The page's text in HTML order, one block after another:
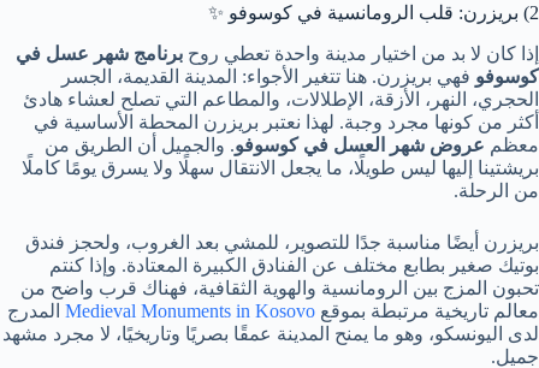
2) بريزرن: قلب الرومانسية في كوسوفو ✨
إذا كان لا بد من اختيار مدينة واحدة تعطي روح برنامج شهر عسل في
كوسوفو فهي بريزرن. هنا تتغير الأجواء: المدينة القديمة، الجسر
الحجري، النهر، الأزقة، الإطلالات، والمطاعم التي تصلح لعشاء هادئ
أكثر من كونها مجرد وجبة. لهذا نعتبر بريزرن المحطة الأساسية في
معظم عروض شهر العسل في كوسوفو. والجميل أن الطريق من
بريشتينا إليها ليس طويلًا، ما يجعل الانتقال سهلًا ولا يسرق يومًا كاملًا
من الرحلة.
بريزرن أيضًا مناسبة جدًا للتصوير، للمشي بعد الغروب، ولحجز فندق
بوتيك صغير بطابع مختلف عن الفنادق الكبيرة المعتادة. وإذا كنتم
تحبون المزج بين الرومانسية والهوية الثقافية، فهناك قرب واضح من
معالم تاريخية مرتبطة بموقع Medieval Monuments in Kosovo المدرج
لدى اليونسكو، وهو ما يمنح المدينة عمقًا بصريًا وتاريخيًا، لا مجرد مشهد
جميل.